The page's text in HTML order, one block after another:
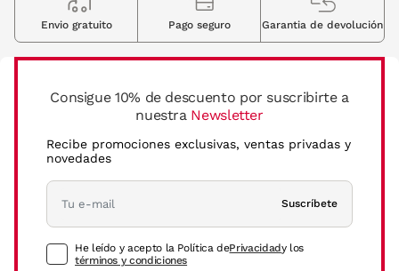
Consigue 10% de descuento por suscribirte a
nuestra Newsletter
Recibe promociones exclusivas, ventas privadas y
novedades
Suscríbete
He leído y acepto la Política dePrivacidady los
términos y condiciones
Envio gratuito Pago seguro Garantia de devolución